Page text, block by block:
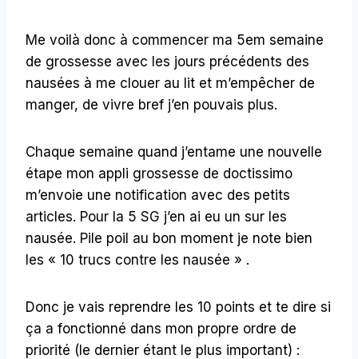
Me voilà donc à commencer ma 5em semaine
de grossesse avec les jours précédents des
nausées à me clouer au lit et m’empêcher de
manger, de vivre bref j’en pouvais plus.
Chaque semaine quand j’entame une nouvelle
étape mon appli grossesse de doctissimo
m’envoie une notification avec des petits
articles. Pour la 5 SG j’en ai eu un sur les
nausée. Pile poil au bon moment je note bien
les « 10 trucs contre les nausée » .
Donc je vais reprendre les 10 points et te dire si
ça a fonctionné dans mon propre ordre de
priorité (le dernier étant le plus important) :